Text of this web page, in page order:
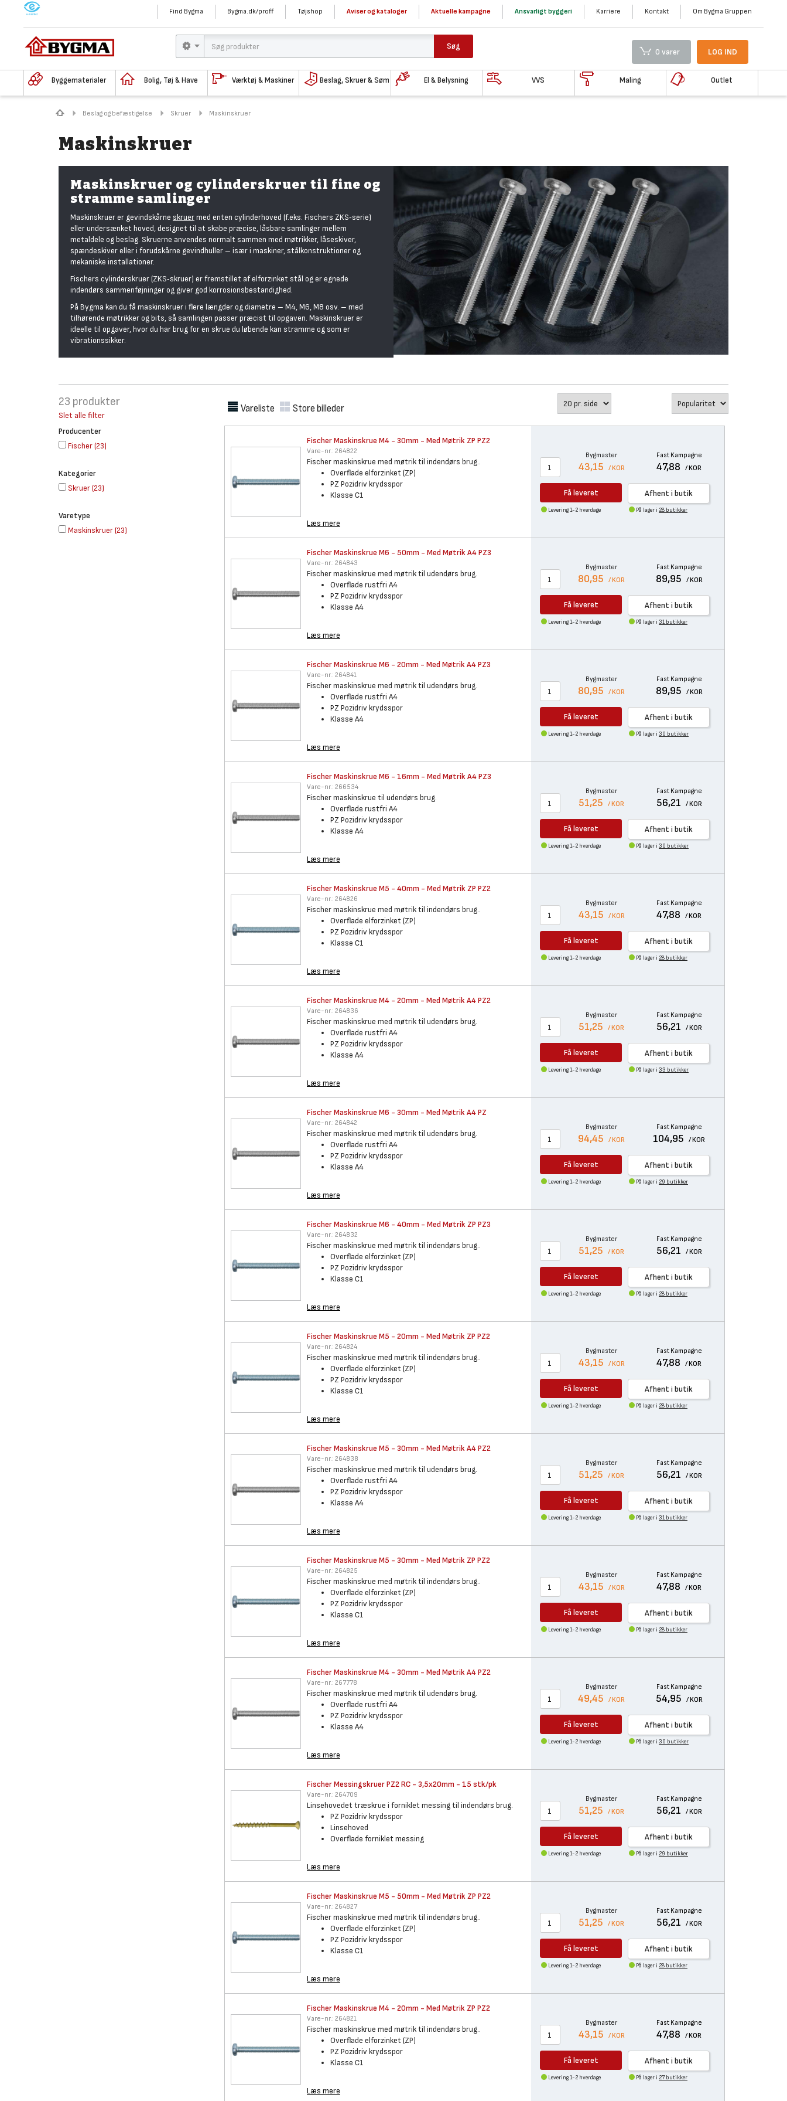
M Find Bygma Bygma.dk/proff Tøjshop Aviser og kataloger Aktuelle kampagne Ansvarligt byggeri Karriere Kontakt Om Bygma Gruppen
Søg
0 varer LOG IND
Byggematerialer Bolig, Tøj & Have Værktøj & Maskiner Beslag, Skruer & Søm El & Belysning VVS Maling Outlet
Beslag og befæstigelse Skruer Maskinskruer
Maskinskruer
Maskinskruer og cylinderskruer til fine og
stramme samlinger
Maskinskruer er gevindskårne skruermed enten cylinderhoved (f.eks. Fischers ZKS‑serie)
eller undersænket hoved, designet til at skabe præcise, låsbare samlinger mellem
metaldele og beslag. Skruerne anvendes normalt sammen med møtrikker, låseskiver,
spændeskiver eller i forudskårne gevindhuller – især i maskiner, stålkonstruktioner og
mekaniske installationer.
Fischers cylinderskruer (ZKS‑skruer) er fremstillet af elforzinket stål og er egnede
indendørs sammenføjninger og giver god korrosionsbestandighed.
På Bygma kan du få maskinskruer i flere længder og diametre – M4, M6, M8 osv. – med
tilhørende møtrikker og bits, så samlingen passer præcist til opgaven. Maskinskruer er
ideelle til opgaver, hvor du har brug for en skrue du løbende kan stramme og som er
vibrationssikker.
23 produkter
Slet alle filter
Producenter
Fischer(23)
Kategorier
Skruer(23)
Varetype
Maskinskruer(23)
Vareliste Store billeder
Fischer Maskinskrue M4 - 30mm - Med Møtrik ZP PZ2
Vare-nr.: 264822
Fischer maskinskrue med møtrik til indendørs brug..
Overflade elforzinket (ZP)
PZ Pozidriv krydsspor
Klasse C1
Læs mere
Bygmaster
43,15 / KOR
Fast Kampagne
47,88 / KOR
Få leveret Afhent i butik
Levering 1-2 hverdage På lager i 28 butikker
Fischer Maskinskrue M6 - 50mm - Med Møtrik A4 PZ3
Vare-nr.: 264843
Fischer maskinskrue med møtrik til udendørs brug.
Overflade rustfri A4
PZ Pozidriv krydsspor
Klasse A4
Læs mere
Bygmaster
80,95 / KOR
Fast Kampagne
89,95 / KOR
Få leveret Afhent i butik
Levering 1-2 hverdage På lager i 31 butikker
Fischer Maskinskrue M6 - 20mm - Med Møtrik A4 PZ3
Vare-nr.: 264841
Fischer maskinskrue med møtrik til udendørs brug.
Overflade rustfri A4
PZ Pozidriv krydsspor
Klasse A4
Læs mere
Bygmaster
80,95 / KOR
Fast Kampagne
89,95 / KOR
Få leveret Afhent i butik
Levering 1-2 hverdage På lager i 30 butikker
Fischer Maskinskrue M6 - 16mm - Med Møtrik A4 PZ3
Vare-nr.: 266534
Fischer maskinskrue til udendørs brug.
Overflade rustfri A4
PZ Pozidriv krydsspor
Klasse A4
Læs mere
Bygmaster
51,25 / KOR
Fast Kampagne
56,21 / KOR
Få leveret Afhent i butik
Levering 1-2 hverdage På lager i 30 butikker
Fischer Maskinskrue M5 - 40mm - Med Møtrik ZP PZ2
Vare-nr.: 264826
Fischer maskinskrue med møtrik til indendørs brug..
Overflade elforzinket (ZP)
PZ Pozidriv krydsspor
Klasse C1
Læs mere
Bygmaster
43,15 / KOR
Fast Kampagne
47,88 / KOR
Få leveret Afhent i butik
Levering 1-2 hverdage På lager i 28 butikker
Fischer Maskinskrue M4 - 20mm - Med Møtrik A4 PZ2
Vare-nr.: 264836
Fischer maskinskrue med møtrik til udendørs brug.
Overflade rustfri A4
PZ Pozidriv krydsspor
Klasse A4
Læs mere
Bygmaster
51,25 / KOR
Fast Kampagne
56,21 / KOR
Få leveret Afhent i butik
Levering 1-2 hverdage På lager i 33 butikker
Fischer Maskinskrue M6 - 30mm - Med Møtrik A4 PZ
Vare-nr.: 264842
Fischer maskinskrue med møtrik til udendørs brug.
Overflade rustfri A4
PZ Pozidriv krydsspor
Klasse A4
Læs mere
Bygmaster
94,45 / KOR
Fast Kampagne
104,95 / KOR
Få leveret Afhent i butik
Levering 1-2 hverdage På lager i 29 butikker
Fischer Maskinskrue M6 - 40mm - Med Møtrik ZP PZ3
Vare-nr.: 264832
Fischer maskinskrue med møtrik til indendørs brug..
Overflade elforzinket (ZP)
PZ Pozidriv krydsspor
Klasse C1
Læs mere
Bygmaster
51,25 / KOR
Fast Kampagne
56,21 / KOR
Få leveret Afhent i butik
Levering 1-2 hverdage På lager i 28 butikker
Fischer Maskinskrue M5 - 20mm - Med Møtrik ZP PZ2
Vare-nr.: 264824
Fischer maskinskrue med møtrik til indendørs brug..
Overflade elforzinket (ZP)
PZ Pozidriv krydsspor
Klasse C1
Læs mere
Bygmaster
43,15 / KOR
Fast Kampagne
47,88 / KOR
Få leveret Afhent i butik
Levering 1-2 hverdage På lager i 28 butikker
Fischer Maskinskrue M5 - 30mm - Med Møtrik A4 PZ2
Vare-nr.: 264838
Fischer maskinskrue med møtrik til udendørs brug.
Overflade rustfri A4
PZ Pozidriv krydsspor
Klasse A4
Læs mere
Bygmaster
51,25 / KOR
Fast Kampagne
56,21 / KOR
Få leveret Afhent i butik
Levering 1-2 hverdage På lager i 31 butikker
Fischer Maskinskrue M5 - 30mm - Med Møtrik ZP PZ2
Vare-nr.: 264825
Fischer maskinskrue med møtrik til indendørs brug..
Overflade elforzinket (ZP)
PZ Pozidriv krydsspor
Klasse C1
Læs mere
Bygmaster
43,15 / KOR
Fast Kampagne
47,88 / KOR
Få leveret Afhent i butik
Levering 1-2 hverdage På lager i 28 butikker
Fischer Maskinskrue M4 - 30mm - Med Møtrik A4 PZ2
Vare-nr.: 267778
Fischer maskinskrue med møtrik til udendørs brug.
Overflade rustfri A4
PZ Pozidriv krydsspor
Klasse A4
Læs mere
Bygmaster
49,45 / KOR
Fast Kampagne
54,95 / KOR
Få leveret Afhent i butik
Levering 1-2 hverdage På lager i 30 butikker
Fischer Messingskruer PZ2 RC - 3,5x20mm - 15 stk/pk
Vare-nr.: 264709
Linsehovedet træskrue i forniklet messing til indendørs brug.
PZ Pozidriv krydsspor
Linsehoved
Overflade forniklet messing
Læs mere
Bygmaster
51,25 / KOR
Fast Kampagne
56,21 / KOR
Få leveret Afhent i butik
Levering 1-2 hverdage På lager i 29 butikker
Fischer Maskinskrue M5 - 50mm - Med Møtrik ZP PZ2
Vare-nr.: 264827
Fischer maskinskrue med møtrik til indendørs brug..
Overflade elforzinket (ZP)
PZ Pozidriv krydsspor
Klasse C1
Læs mere
Bygmaster
51,25 / KOR
Fast Kampagne
56,21 / KOR
Få leveret Afhent i butik
Levering 1-2 hverdage På lager i 28 butikker
Fischer Maskinskrue M4 - 20mm - Med Møtrik ZP PZ2
Vare-nr.: 264821
Fischer maskinskrue med møtrik til indendørs brug..
Overflade elforzinket (ZP)
PZ Pozidriv krydsspor
Klasse C1
Læs mere
Bygmaster
43,15 / KOR
Fast Kampagne
47,88 / KOR
Få leveret Afhent i butik
Levering 1-2 hverdage På lager i 27 butikker